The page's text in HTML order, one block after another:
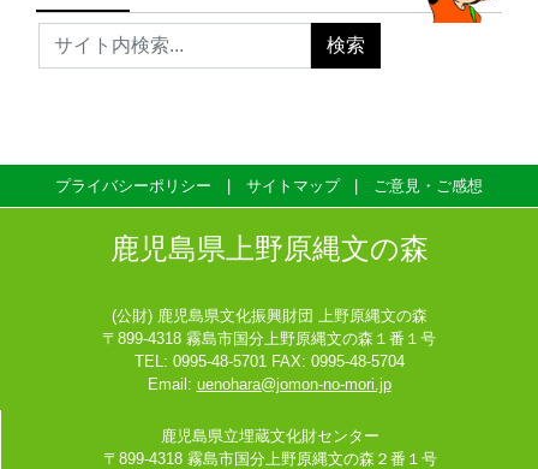
プライバシーポリシー サイトマップ ご意見・ご感想
鹿児島県上野原縄文の森
(公財) 鹿児島県文化振興財団 上野原縄文の森
〒899-4318 霧島市国分上野原縄文の森１番１号
TEL: 0995-48-5701 FAX: 0995-48-5704
Email: uenohara@jomon-no-mori.jp
鹿児島県立埋蔵文化財センター
〒899-4318 霧島市国分上野原縄文の森２番１号